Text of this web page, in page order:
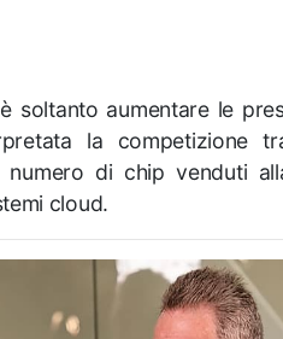
è soltanto aumentare le
la competizione
numero di chip venduti
cloud.